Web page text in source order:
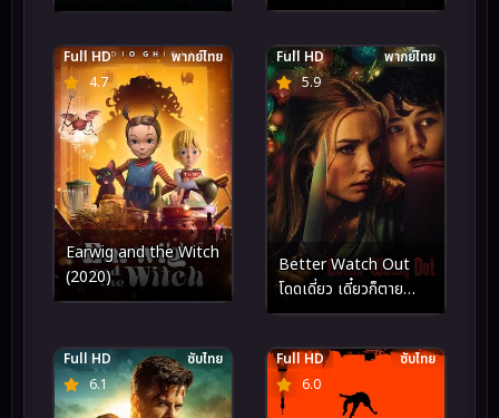
4.7
Full HD พากย์ไทย
Earwig and the Witch
(2020)
5.9
Full HD พากย์ไทย
Better Watch Out
โดดเดี่ยว เดี๋ยวก็ตาย
(2016)
6.1
Full HD ซับไทย
6.0
Full HD ซับไทย